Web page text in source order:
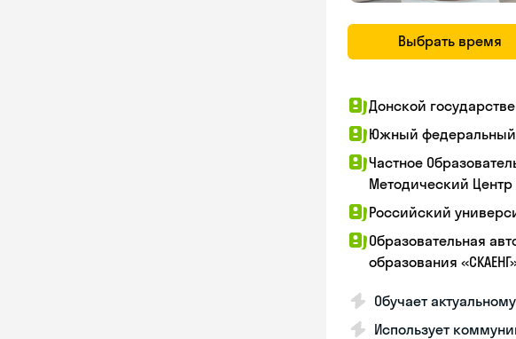
Выбрать время
Донской
Южный федеральный
Частное
Методический Центр
Российский
Образовательная
образования
Обучает
Использует